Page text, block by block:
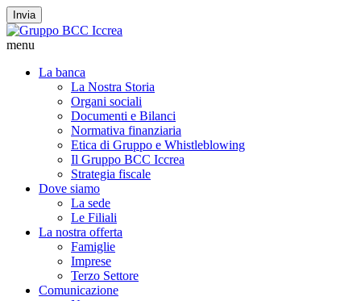
Invia
menu
La banca
La Nostra Storia
Organi sociali
Documenti e Bilanci
Normativa finanziaria
Etica di Gruppo e Whistleblowing
Il Gruppo BCC Iccrea
Strategia fiscale
Dove siamo
La sede
Le Filiali
La nostra offerta
Famiglie
Imprese
Terzo Settore
Comunicazione